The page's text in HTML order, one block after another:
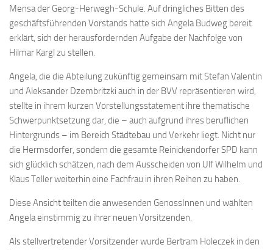
Mensa der Georg-Herwegh-Schule. Auf dringliches Bitten des
geschäftsführenden Vorstands hatte sich Angela Budweg bereit
erklärt, sich der herausfordernden Aufgabe der Nachfolge von
Hilmar Kargl zu stellen.
Angela, die die Abteilung zukünftig gemeinsam mit Stefan Valentin
und Aleksander Dzembritzki auch in der BVV repräsentieren wird,
stellte in ihrem kurzen Vorstellungsstatement ihre thematische
Schwerpunktsetzung dar, die – auch aufgrund ihres beruflichen
Hintergrunds – im Bereich Städtebau und Verkehr liegt. Nicht nur
die Hermsdorfer, sondern die gesamte Reinickendorfer SPD kann
sich glücklich schätzen, nach dem Ausscheiden von Ulf Wilhelm und
Klaus Teller weiterhin eine Fachfrau in ihren Reihen zu haben.
Diese Ansicht teilten die anwesenden GenossInnen und wählten
Angela einstimmig zu ihrer neuen Vorsitzenden.
Als stellvertretender Vorsitzender wurde Bertram Holeczek in den